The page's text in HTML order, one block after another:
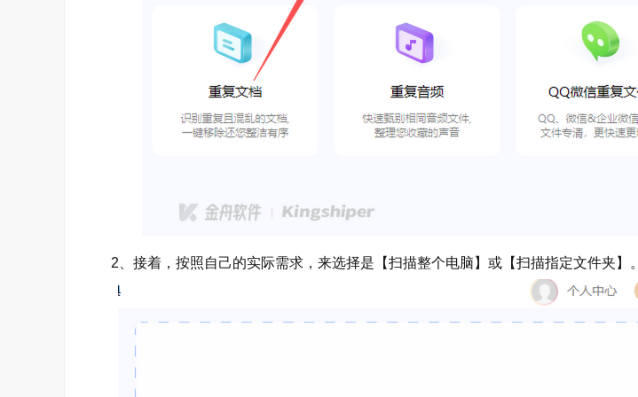
2、接着，按照自己的实际需求，来选择是【扫描整个电脑】或【扫描指定文件夹】。